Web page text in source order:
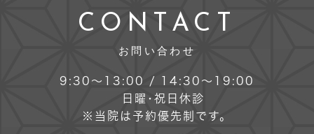
CONTACT
お問い合わせ
9:30～13:00 / 14:30～19:00
日曜･祝日休診
※当院は予約優先制です。